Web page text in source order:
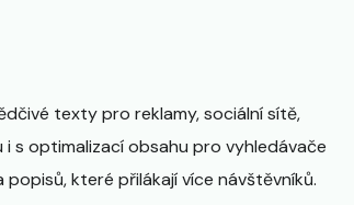
texty pro reklamy, sociální sítě,
s optimalizací obsahu pro vyhledávače
které přilákají více návštěvníků.